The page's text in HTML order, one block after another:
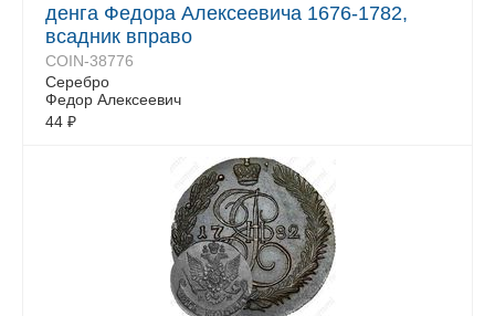
денга Федора Алексеевича 1676-1782,
всадник вправо
COIN-38776
Серебро
Федор Алексеевич
44 ₽